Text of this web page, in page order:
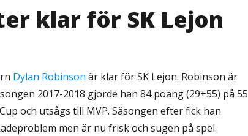
klar för SK Lejon
Dylan Robinson är klar för SK Lejon. Robinson är
2017-2018 gjorde han 84 poäng (29+55) på 55
och utsågs till MVP. Säsongen efter fick han
men är nu frisk och sugen på spel.